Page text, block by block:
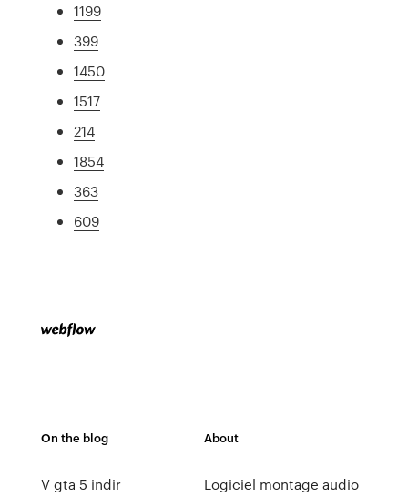
1199
399
1450
1517
214
1854
363
609
On the blog
V gta 5 indir
About
Logiciel montage audio